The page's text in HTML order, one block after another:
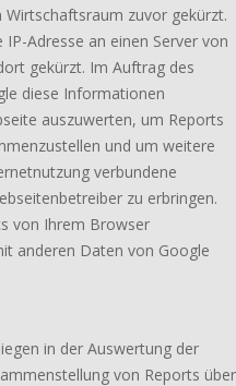
zuvor gekürzt.
Adresse an einen Server von
gekürzt. Im Auftrag des
diese Informationen
auszuwerten, um Reports
und um weitere
verbundene
zu erbringen.
von Ihrem Browser
anderen Daten von Google
in der Auswertung der
von Reports über